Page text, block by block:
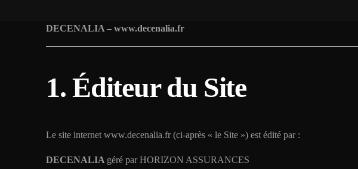
DECENALIA – www.decenalia.fr
1. Éditeur du Site
Le site internet www.decenalia.fr (ci-après « le Site ») est édité par :
DECENALIA géré par HORIZON ASSURANCES